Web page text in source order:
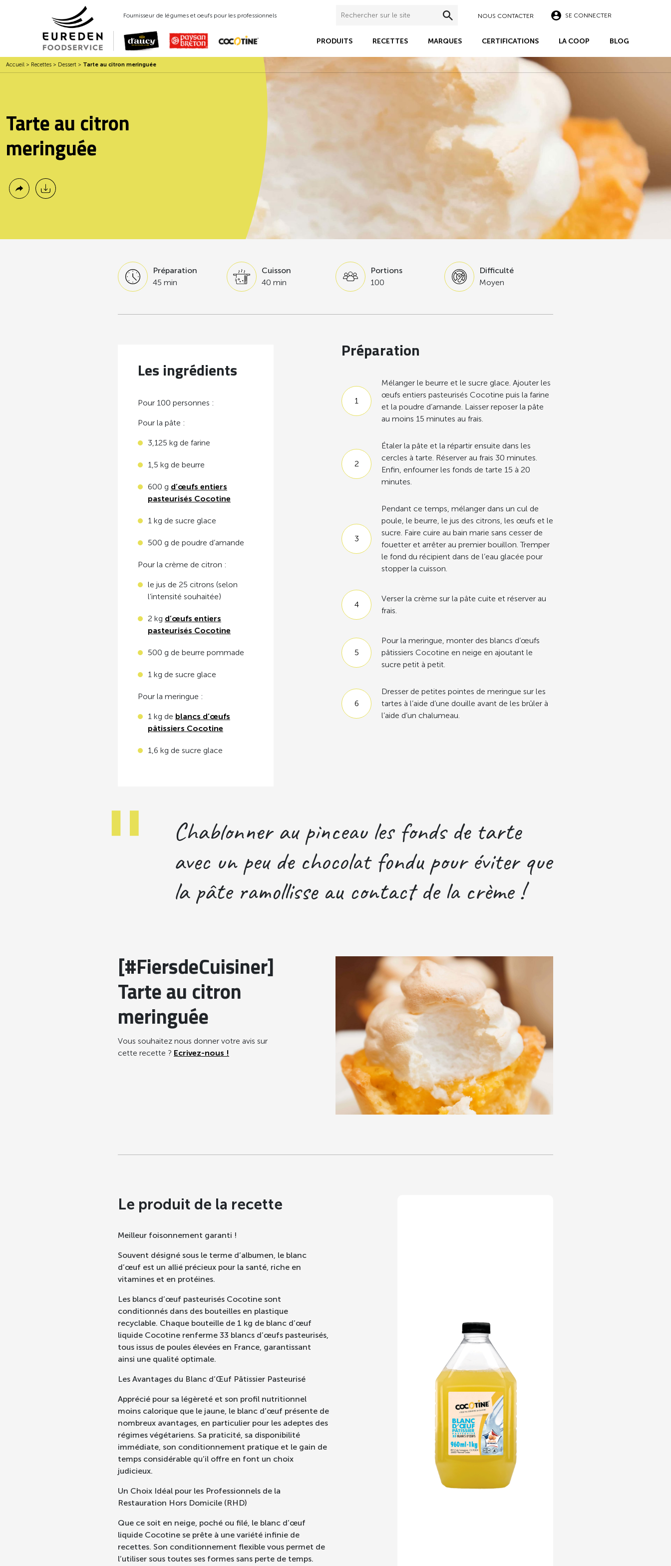
Fournisseur de légumes et oeufs pour les professionnels NOUS CONTACTER SE CONNECTER
PRODUITS RECETTES MARQUES CERTIFICATIONS LA COOP BLOG
Accueil > Recettes > Dessert > Tarte au citron meringuée
Tarte au citron
meringuée
Préparation
45 min
Cuisson
40 min
Portions
100
Difficulté
Moyen
Les ingrédients
Pour 100 personnes :
Pour la pâte :
3,125 kg de farine
1,5 kg de beurre
600 g d’œufs entiers
pasteurisés Cocotine
1 kg de sucre glace
500 g de poudre d’amande
Pour la crème de citron :
le jus de 25 citrons (selon
l’intensité souhaitée)
2 kg d’œufs entiers
pasteurisés Cocotine
500 g de beurre pommade
1 kg de sucre glace
Pour la meringue :
1 kg de blancs d’œufs
pâtissiers Cocotine
1,6 kg de sucre glace
Préparation
Mélanger le beurre et le sucre glace. Ajouter les
œufs entiers pasteurisés Cocotine puis la farine
et la poudre d’amande. Laisser reposer la pâte
au moins 15 minutes au frais.
Étaler la pâte et la répartir ensuite dans les
cercles à tarte. Réserver au frais 30 minutes.
Enfin, enfourner les fonds de tarte 15 à 20
minutes.
Pendant ce temps, mélanger dans un cul de
poule, le beurre, le jus des citrons, les œufs et le
sucre. Faire cuire au bain marie sans cesser de
fouetter et arrêter au premier bouillon. Tremper
le fond du récipient dans de l’eau glacée pour
stopper la cuisson.
Verser la crème sur la pâte cuite et réserver au
frais.
Pour la meringue, monter des blancs d’œufs
pâtissiers Cocotine en neige en ajoutant le
sucre petit à petit.
Dresser de petites pointes de meringue sur les
tartes à l’aide d’une douille avant de les brûler à
l’aide d’un chalumeau.
Chablonner au pinceau les fonds de tarte
avec un peu de chocolat fondu pour éviter que
la pâte ramollisse au contact de la crème !
[#FiersdeCuisiner]
Tarte au citron
meringuée
Vous souhaitez nous donner votre avis sur
cette recette ? Ecrivez-nous !
Le produit de la recette
Meilleur foisonnement garanti !
Souvent désigné sous le terme d’albumen, le blanc
d’œuf est un allié précieux pour la santé, riche en
vitamines et en protéines.
Les blancs d’œuf pasteurisés Cocotine sont
conditionnés dans des bouteilles en plastique
recyclable. Chaque bouteille de 1 kg de blanc d’œuf
liquide Cocotine renferme 33 blancs d’œufs pasteurisés,
tous issus de poules élevées en France, garantissant
ainsi une qualité optimale.
Les Avantages du Blanc d’Œuf Pâtissier Pasteurisé
Apprécié pour sa légèreté et son profil nutritionnel
moins calorique que le jaune, le blanc d’œuf présente de
nombreux avantages, en particulier pour les adeptes des
régimes végétariens. Sa praticité, sa disponibilité
immédiate, son conditionnement pratique et le gain de
temps considérable qu’il offre en font un choix
judicieux.
Un Choix Idéal pour les Professionnels de la
Restauration Hors Domicile (RHD)
Que ce soit en neige, poché ou filé, le blanc d’œuf
liquide Cocotine se prête à une variété infinie de
recettes. Son conditionnement flexible vous permet de
l’utiliser sous toutes ses formes sans perte de temps.